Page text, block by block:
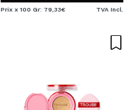
Prix x 100 Gr: 79,33€ TVA Incl.